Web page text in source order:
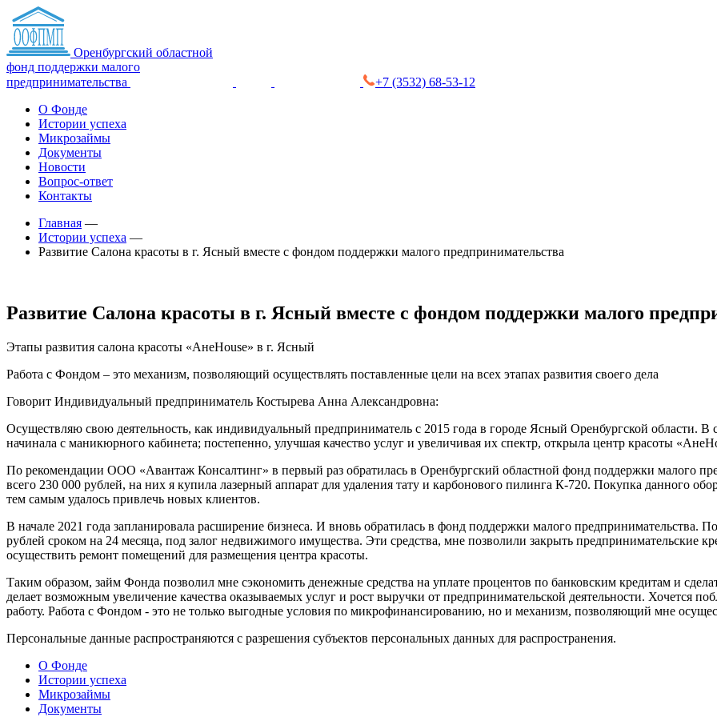
Оренбургский областной
фонд поддержки малого
предпринимательства
+7 (3532) 68-53-12
О Фонде
Истории успеха
Микрозаймы
Документы
Новости
Вопрос-ответ
Контакты
Главная —
Истории успеха —
Развитие Салона красоты в г. Ясный вместе с фондом поддержки малого предпринимательства
Развитие Салона красоты в г. Ясный вместе с фондом поддержки малого
Этапы развития салона красоты «AнеHouse» в г. Ясный
Работа с Фондом – это механизм, позволяющий осуществлять поставленные цели на всех этапах развития своего дела
Говорит Индивидуальный предприниматель Костырева Анна Александровна:
Осуществляю свою деятельность, как индивидуальный предприниматель с 2015 года в городе Ясный Оренбургской области. В
начинала с маникюрного кабинета; постепенно, улучшая качество услуг и увеличивая их спектр, открыла центр красоты
По рекомендации ООО «Авантаж Консалтинг» в первый раз обратилась в Оренбургский областной фонд поддержки малого
всего 230 000 рублей, на них я купила лазерный аппарат для удаления тату и карбонового пилинга К-720. Покупка данного
тем самым удалось привлечь новых клиентов.
В начале 2021 года запланировала расширение бизнеса. И вновь обратилась в фонд поддержки малого предпринимательства.
рублей сроком на 24 месяца, под залог недвижимого имущества. Эти средства, мне позволили закрыть предпринимательские
осуществить ремонт помещений для размещения центра красоты.
Таким образом, займ Фонда позволил мне сэкономить денежные средства на уплате процентов по банковским кредитам и
делает возможным увеличение качества оказываемых услуг и рост выручки от предпринимательской деятельности. Хочется
работу. Работа с Фондом - это не только выгодные условия по микрофинансированию, но и механизм, позволяющий мне
Персональные данные распространяются с разрешения субъектов персональных данных для распространения.
О Фонде
Истории успеха
Микрозаймы
Документы